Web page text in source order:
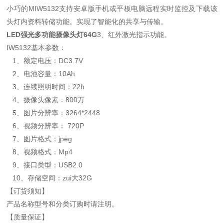
小巧的MIW5132支持安卓版手机或平板电脑远程实时监控及下载该
头灯内资料转储功能。实现了智能化的共享与传输。
LED强光多功能摄像头灯64G3、红外激光指示功能。
IW5132基本参数：
1、额定电压：DC3.7V
2、电池容量：10Ah
3、连续照明时间：22h
4、摄像头像素：800万
5、图片分辨率：3264*2448
6、视频分辨率： 720P
7、图片格式：jpeg
8、视频格式：Mp4
9、接口类型：USB2.0
10、存储空间：zui大32G
【订货须知】
产品名称型号和分类订购时请注明。
【质量保证】